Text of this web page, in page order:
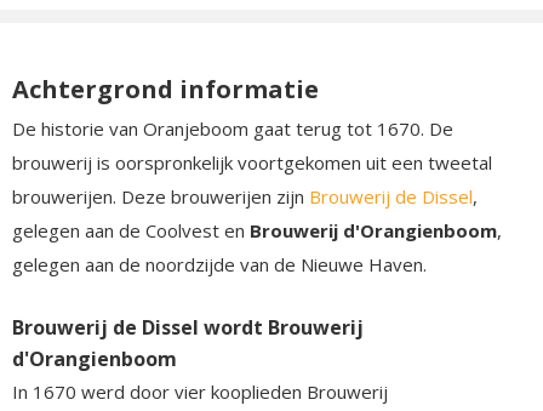
Achtergrond informatie
De historie van Oranjeboom gaat terug tot 1670. De
brouwerij is oorspronkelijk voortgekomen uit een tweetal
brouwerijen. Deze brouwerijen zijn Brouwerij de Dissel,
gelegen aan de Coolvest en Brouwerij d'Orangienboom,
gelegen aan de noordzijde van de Nieuwe Haven.
Brouwerij de Dissel wordt Brouwerij
d'Orangienboom
In 1670 werd door vier kooplieden Brouwerij